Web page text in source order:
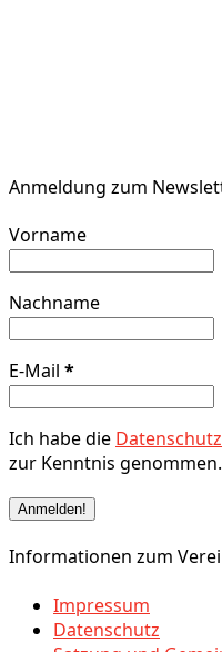
Anmeldung zum
Vorname
Nachname
E-Mail *
Ich habe die
zur Kenntnis genommen.
Informationen zum
Impressum
Datenschutz